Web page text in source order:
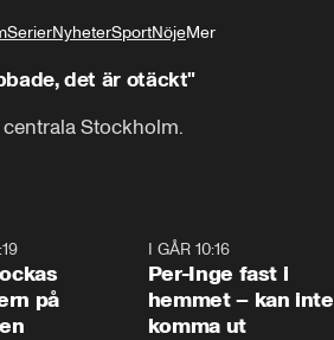
SerierNyheterSportNöjeMer
Livsstil
det är otäckt"
Stockholm.
på
I GÅR 10:16
Per-Inge fast i
hemmet – kan inte
komma ut